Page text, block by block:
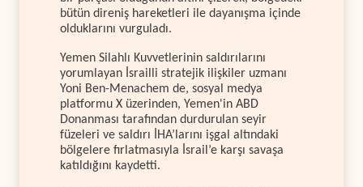
bütün direniş hareketleri ile dayanışma içinde
olduklarını vurguladı.
Yemen Silahlı Kuvvetlerinin saldırılarını
yorumlayan İsrailli stratejik ilişkiler uzmanı
Yoni Ben-Menachem de, sosyal medya
platformu X üzerinden, Yemen'in ABD
Donanması tarafından durdurulan seyir
füzeleri ve saldırı İHA’larını işgal altındaki
bölgelere fırlatmasıyla İsrail’e karşı savaşa
katıldığını kaydetti.